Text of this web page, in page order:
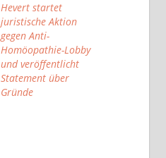
Hevert startet
juristische Aktion
gegen Anti-
Homöopathie-Lobby
und veröffentlicht
Statement über
Gründe